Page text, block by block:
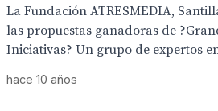
La Fundación ATRESMEDIA,
las propuestas ganadoras de
Iniciativas? Un grupo de expertos
hace 10 años